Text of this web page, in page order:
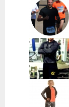
Sara Uimonen |
Wille
Wahlberg |
Helsinki
Joni
Haapaniitty |
Tampere